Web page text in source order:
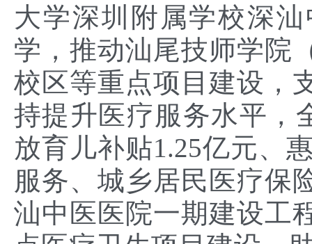
大学深圳附属学校深
学，推动汕尾技师学院
校区等重点项目建设，
持提升医疗服务水平，
放育儿补贴1.25亿元、
服务、城乡居民医疗保
汕中医医院一期建设工